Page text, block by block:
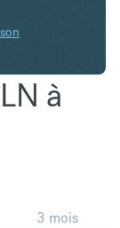
à
3 mois